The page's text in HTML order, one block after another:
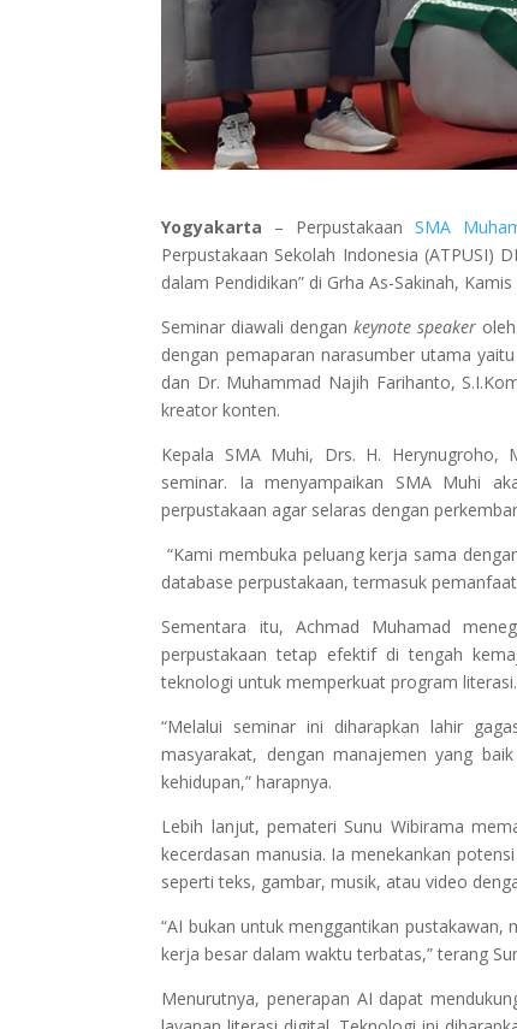
Yogyakarta – PerpustakaanSMA
Perpustakaan Sekolah Indonesia (ATPUSI)
dalam Pendidikan” di Grha As-Sakinah,
Seminar diawali dengan keynote speaker
dengan pemaparan narasumber utama
dan Dr. Muhammad Najih Farihanto,
kreator konten.
Kepala SMA Muhi, Drs. H. Herynugroho,
seminar. Ia menyampaikan SMA Muhi
perpustakaan agar selaras dengan
“Kami membuka peluang kerja sama
database perpustakaan, termasuk
Sementara itu, Achmad Muhamad
perpustakaan tetap efektif di tengah
teknologi untuk memperkuat program literasi.
“Melalui seminar ini diharapkan lahir
masyarakat, dengan manajemen yang
kehidupan,” harapnya.
Lebih lanjut, pemateri Sunu Wibirama
kecerdasan manusia. Ia menekankan
seperti teks, gambar, musik, atau video
“AI bukan untuk menggantikan
kerja besar dalam waktu terbatas,” terang
Menurutnya, penerapan AI dapat